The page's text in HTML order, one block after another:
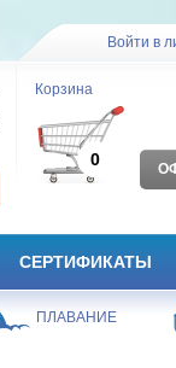
Войти в
Корзина
0
СЕРТИФИКАТЫ
ПЛАВАНИЕ